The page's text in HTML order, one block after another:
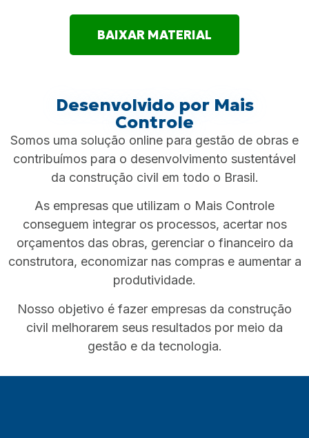
BAIXAR MATERIAL
Desenvolvido por Mais
Controle
Somos uma solução online para gestão de obras e
contribuímos para o desenvolvimento sustentável
da construção civil em todo o Brasil.
As empresas que utilizam o Mais Controle
conseguem integrar os processos, acertar nos
orçamentos das obras, gerenciar o financeiro da
construtora, economizar nas compras e aumentar a
produtividade.
Nosso objetivo é fazer empresas da construção
civil melhorarem seus resultados por meio da
gestão e da tecnologia.